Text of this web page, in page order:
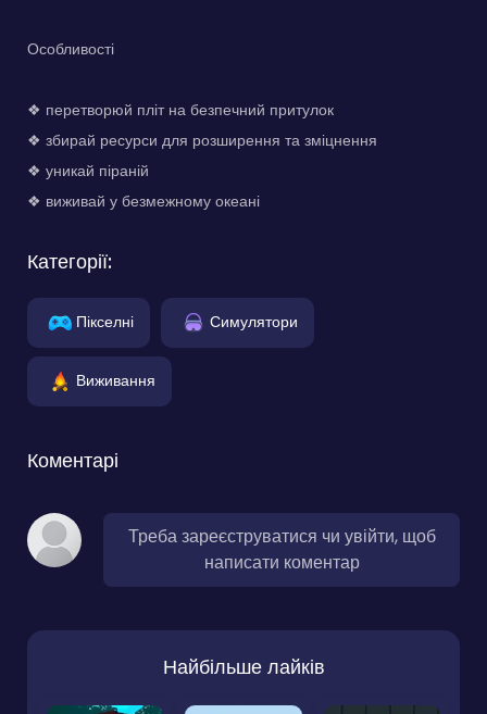
Особливості
❖ перетворюй пліт на безпечний притулок
❖ збирай ресурси для розширення та зміцнення
❖ уникай піраній
❖ виживай у безмежному океані
Категорії:
Пікселні Симулятори
Виживання
Коментарі
Треба зареєструватися чи увійти, щоб
написати коментар
Найбільше лайків